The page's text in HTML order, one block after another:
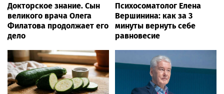
Докторское знание. Сын
великого врача Олега
Филатова продолжает его
дело
Психосоматолог Елена
Вершинина: как за 3
минуты вернуть себе
равновесие